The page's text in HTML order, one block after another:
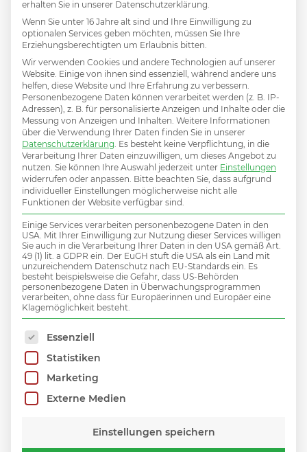
vier Jahren gültig. Der Arbeitnehmer
muss also eine Weile im
Vertriebsbereich des Unternehmens
beschäftigt gewesen sein.
Zudem können sich Vertriebler mit
Begünstigtenstatus über Förderungen
verschiedener Art freuen. Je nach
individueller Situation sind technische
Arbeitshilfen oder besondere
Trainingseinheiten möglich.
Auch der Arbeitgeber profitiert. Wenn
er begünstigte Behinderte beschäftigt,
hat er Anspruch auf Förderungen. Sogar
Steuerbegünstigungen sind möglich.
Kollektivvertrag oder in der
Betriebsvereinbarung eine Regelung
erhalten Sie in unserer Datenschutzerklärung.
Wenn Sie unter 16 Jahre alt sind und Ihre Einwilligung zu
optionalen Services geben möchten, müssen Sie Ihre
Erziehungsberechtigten um Erlaubnis bitten.
Wir verwenden Cookies und andere Technologien auf unserer
Website. Einige von ihnen sind essenziell, während andere uns
helfen, diese Website und Ihre Erfahrung zu verbessern.
Personenbezogene Daten können verarbeitet werden (z. B. IP-
Adressen), z. B. für personalisierte Anzeigen und Inhalte oder die
Messung von Anzeigen und Inhalten. Weitere Informationen
über die Verwendung Ihrer Daten finden Sie in unserer
Datenschutzerklärung Es besteht keine Verpflichtung, in die
Verarbeitung Ihrer Daten einzuwilligen, um dieses Angebot zu
nutzen. Sie können Ihre Auswahl jederzeit unter Einstellungen
widerrufen oder anpassen. Bitte beachten Sie, dass aufgrund
individueller Einstellungen möglicherweise nicht alle
Funktionen der Website verfügbar sind.
Einige Services verarbeiten personenbezogene Daten in den
USA. Mit Ihrer Einwilligung zur Nutzung dieser Services willigen
Sie auch in die Verarbeitung Ihrer Daten in den USA gemäß Art.
49 (1) lit. a GDPR ein. Der EuGH stuft die USA als ein Land mit
unzureichendem Datenschutz nach EU-Standards ein. Es
besteht beispielsweise die Gefahr, dass US-Behörden
personenbezogene Daten in Überwachungsprogrammen
verarbeiten, ohne dass für Europäerinnen und Europäer eine
Klagemöglichkeit besteht.
Es folgt eine Liste der Service-Gruppen, für die
Essenziell
Statistiken
Marketing
Externe Medien
Einstellungen speichern